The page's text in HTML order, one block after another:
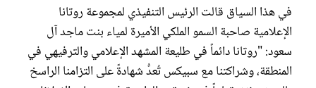
في هذا السياق قالت الرئيس التنفيذي لمجموعة روتانا
الإعلامية صاحبة السمو الملكي الأميرة لمياء بنت ماجد آل
سعود: "روتانا دائماً في طليعة المشهد الإعلامي والترفيهي في
المنطقة، وشراكتنا مع سبيكس تُعدُّ شهادةً على التزامنا الراسخ